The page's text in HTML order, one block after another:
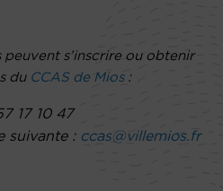
peuvent s’inscrire ou obtenir
du CCAS de Mios:
17 10 47
suivante : ccas@villemios.fr